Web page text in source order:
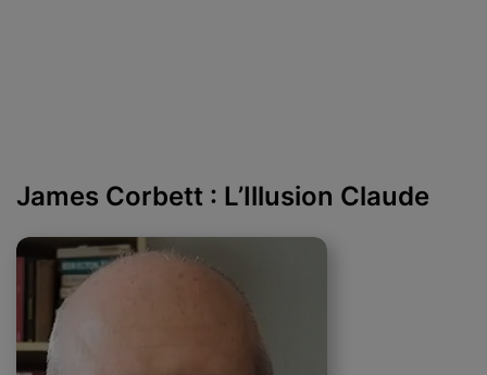
James Corbett : L’Illusion Claude